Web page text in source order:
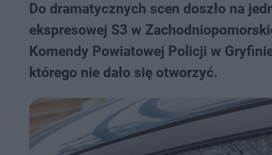
Do dramatycznych scen doszło na
ekspresowej S3 w
Komendy Powiatowej Policji w
którego nie dało się otworzyć.